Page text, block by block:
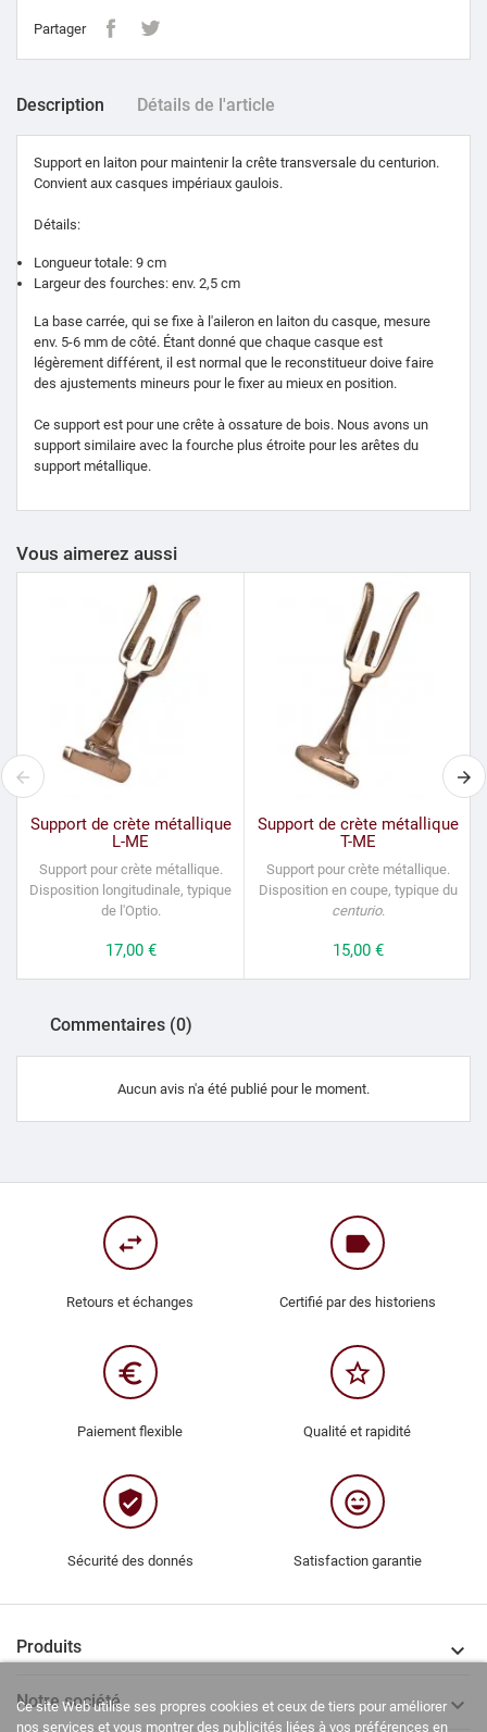
Partager
Description Détails de l'article
Support en laiton pour maintenir la crête transversale du centurion.
Convient aux casques impériaux gaulois.
Détails:
Longueur totale: 9 cm
Largeur des fourches: env. 2,5 cm
La base carrée, qui se fixe à l'aileron en laiton du casque, mesure
env. 5-6 mm de côté. Étant donné que chaque casque est
légèrement différent, il est normal que le reconstitueur doive faire
des ajustements mineurs pour le fixer au mieux en position.
Ce support est pour une crête à ossature de bois. Nous avons un
support similaire avec la fourche plus étroite pour les arêtes du
support métallique.
Vous aimerez aussi
Support de crète métallique
L-ME
Support pour crète métallique.
Disposition longitudinale, typique
de l'Optio.
Prix
17,00 €
Support de crète métallique
T-ME
Support pour crète métallique.
Disposition en coupe, typique du
centurio.
Prix
15,00 €
Commentaires (0)
Aucun avis n'a été publié pour le moment.
swap_horiz
Retours et échanges
label
Certifié par des historiens
euro_symbol
Paiement flexible
star_border
Qualité et rapidité
verified_user
Sécurité des donnés
sentiment_very_satisfied
Satisfaction garantie
Produits 
Notre société 
Ce site Web utilise ses propres cookies et ceux de tiers pour améliorer
nos services et vous montrer des publicités liées à vos préférences en